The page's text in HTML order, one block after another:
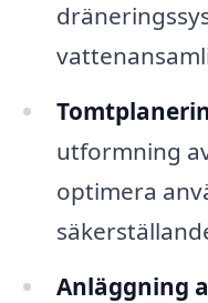
utformning
optimera
Anläggning